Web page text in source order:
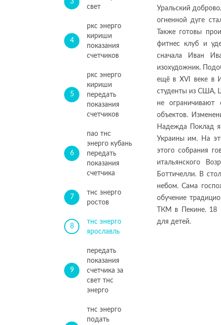
3
свет
4
ркс энерго
кириши
показания
счетчиков
5
ркс энерго
кириши
передать
показания
счетчиков
6
пао тнс
энерго кубань
передать
показания
счетчика
7
тнс энерго
ростов
8
тнс энерго
ярославль
9
передать
показания
счетчика за
свет тнс
энерго
тнс энерго
подать
Уральский
огненной дуге
Также готовы
фитнес клуб и
сначала Иван
изохудожник.
ещё в XVI веке в
студенты из США,
не
объектов.
Надежда Поклад
Украины им. На
этого собрания
итальянского
Боттичелли. В
небом. Сама
обучение
ТКМ в Пекине. 18
для детей.